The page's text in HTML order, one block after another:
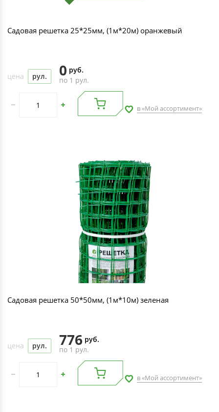
Садовая решетка 25*25мм, (1м*20м) оранжевый
цена рул. 0 руб.
по 1 рул.
в «Мой ассортимент»
Садовая решетка 50*50мм, (1м*10м) зеленая
цена рул. 776 руб.
по 1 рул.
в «Мой ассортимент»